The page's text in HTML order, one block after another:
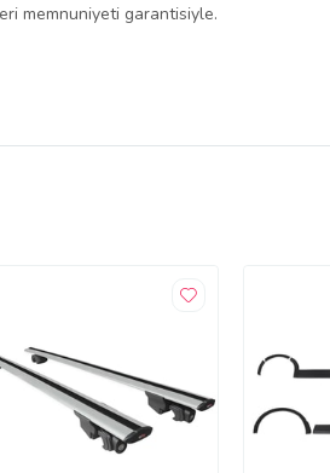
memnuniyeti garantisiyle.